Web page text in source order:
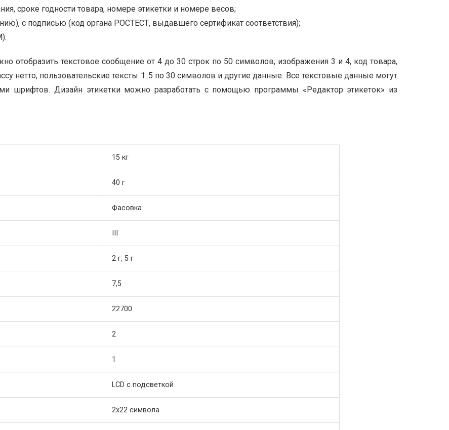
сроке годности товара, номере этикетки и номере весов;
с подписью (код органа РОСТЕСТ, выдавшего сертификат соответствия);
отобразить текстовое сообщение от 4 до 30 строк по 50 символов, изображения 3 и 4, код товара,
нетто, пользовательские тексты 1..5 по 30 символов и другие данные. Все текстовые данные могут
шрифтов. Дизайн этикетки можно разработать с помощью программы «Редактор этикеток» из
15 кг
40 г
Фасовка
2 г, 5 г
7,5
22700
2
1
LCD с подсветкой
2х22 символа